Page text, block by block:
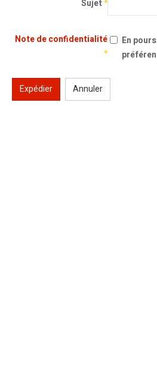
Sujet*
Note de confidentialité
*
En
Expédier Annuler